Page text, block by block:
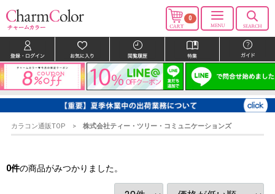
0
カラコン通販TOP 株式会社ティー・ツリー・コミュニケーションズ
0件の商品がみつかりました。